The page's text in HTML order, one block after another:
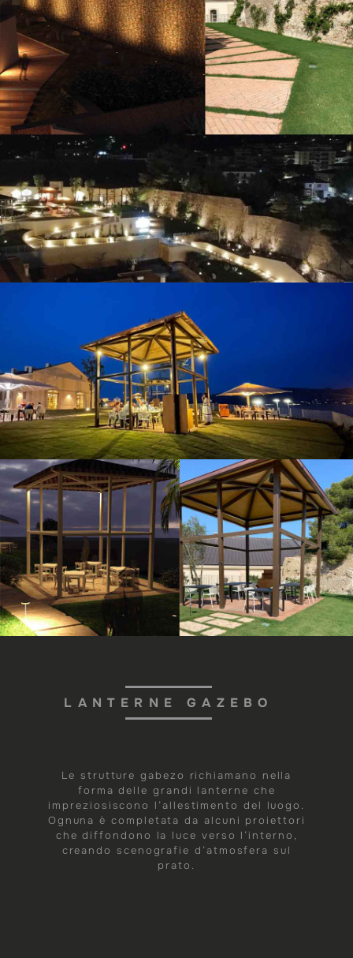
LANTERNE GAZEBO
Le strutture gabezo richiamano nella
forma delle grandi lanterne che
impreziosiscono l’allestimento del luogo.
Ognuna è completata da alcuni proiettori
che diffondono la luce verso l’interno,
creando scenografie d’atmosfera sul
prato.